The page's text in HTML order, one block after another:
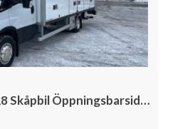
Iveco Daily 72C18 A8 Skåpbil Öppningsbarsida Fullutrustad